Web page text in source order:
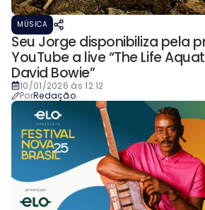
MÚSICA
Seu Jorge disponibiliza pela
YouTube a live “The Life
David Bowie”
10/01/2026 às 12:12
PorRedação